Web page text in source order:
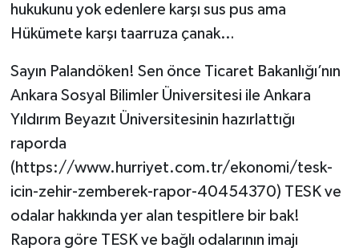
hukukunu yok edenlere karşı sus pus ama
Hükümete karşı taarruza çanak…
Sayın Palandöken! Sen önce Ticaret Bakanlığı’nın
Ankara Sosyal Bilimler Üniversitesi ile Ankara
Yıldırım Beyazıt Üniversitesinin hazırlattığı
raporda
(https://www.hurriyet.com.tr/ekonomi/tesk-
icin-zehir-zemberek-rapor-40454370) TESK ve
odalar hakkında yer alan tespitlere bir bak!
Rapora göre TESK ve bağlı odalarının imajı